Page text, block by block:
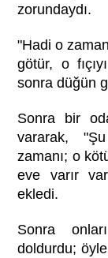
zorundaydı.
"Hadi o
götür, o
sonra düğün
Sonra bir
vararak,
zamanı; o
eve varır
ekledi.
Sonra
doldurdu;